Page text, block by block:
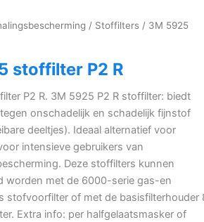
/ Stoffilters / 3M 5925
stoffilter P2 R
P2 R. 3M 5925 P2 R stoffilter: biedt
onschadelijk en schadelijk fijnstof
deeltjes). Ideaal alternatief voor
intensieve gebruikers van
Deze stoffilters kunnen
worden met de 6000-serie gas-en
stofvoorfilter of met de basisfilterhouder
Extra info: per halfgelaatsmasker of